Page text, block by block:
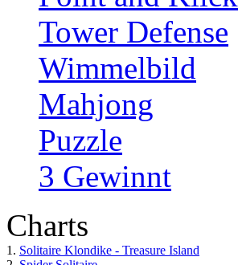
Tower Defense
Wimmelbild
Mahjong
Puzzle
3 Gewinnt
Charts
1. Solitaire Klondike - Treasure Island